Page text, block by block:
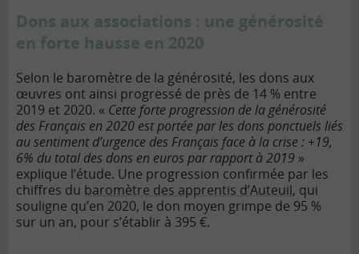
Dons aux associations : une générosité
en forte hausse en 2020
Selon le baromètre de la générosité, les dons aux
œuvres ont ainsi progressé de près de 14 % entre
2019 et 2020. « Cette forte progression de la générosité
des Français en 2020 est portée par les dons ponctuels liés
au sentiment d’urgence des Français face à la crise : +19,
6% du total des dons en euros par rapport à 2019 »
explique l’étude. Une progression confirmée par les
chiffres du baromètre des apprentis d’Auteuil, qui
souligne qu’en 2020, le don moyen grimpe de 95 %
sur un an, pour s’établir à 395 €.